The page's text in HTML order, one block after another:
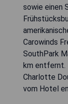
sowie einen
Carowinds
SouthPark
km entfernt.
Charlotte
vom Hotel